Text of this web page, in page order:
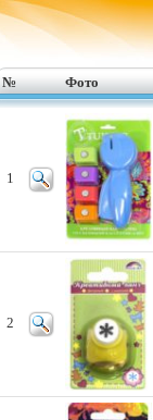
№ Фото
1
2